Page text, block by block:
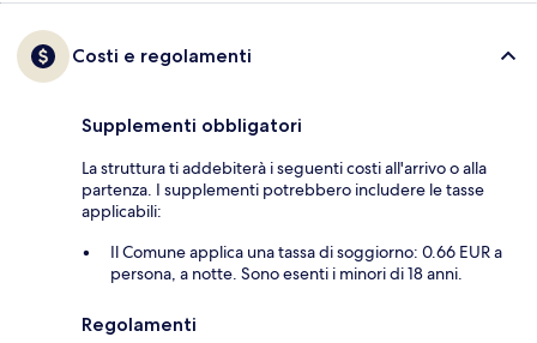
Costi e regolamenti
Supplementi obbligatori
La struttura ti addebiterà i seguenti costi all'arrivo o alla
partenza. I supplementi potrebbero includere le tasse
applicabili:
Il Comune applica una tassa di soggiorno: 0.66 EUR a
persona, a notte. Sono esenti i minori di 18 anni.
Regolamenti